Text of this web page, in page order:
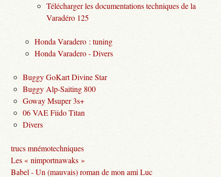
Télécharger les documentations techniques de la
Varadéro 125
Honda Varadero : tuning
Honda Varadero - Divers
Buggy GoKart Divine Star
Buggy Alp-Saiting 800
Goway Msuper 3s+
06 VAE Fiido Titan
Divers
trucs mnémotechniques
Les « nimportnawaks »
Babel - Un (mauvais) roman de mon ami Luc